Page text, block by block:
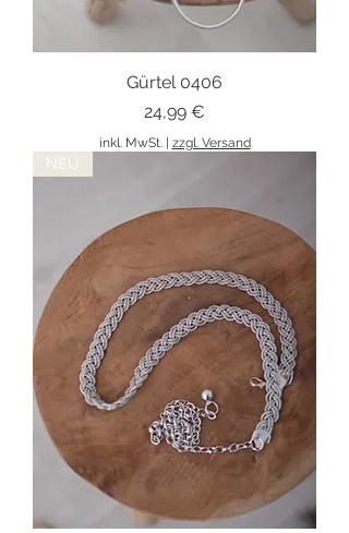
Gürtel 0406
Preis
24,99 €
inkl. MwSt. | zzgl. Versand
NEU